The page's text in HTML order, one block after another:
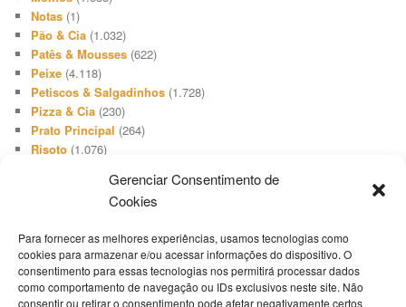
Gerenciar Consentimento de
Cookies
Para fornecer as melhores experiências, usamos tecnologias como
cookies para armazenar e/ou acessar informações do dispositivo. O
consentimento para essas tecnologias nos permitirá processar dados
como comportamento de navegação ou IDs exclusivos neste site. Não
consentir ou retirar o consentimento pode afetar negativamente certos
Notas (1)
Pão & Cia (1.032)
Patês & Mousses (622)
Peixe (4.118)
Petiscos & Salgadinhos (1.728)
Pizza & Cia (230)
Prato Principal (264)
Risoto (1.076)
(66)
Sanduíches & Lanches
Sopa & Cia(2.731)
Sorvete(416)
Suíno(1.503)
Televisão(19)